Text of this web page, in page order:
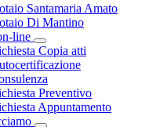
Santamaria Amato
Di Mantino
line
Visualizza menù di
Copia atti
Preventivo
Appuntamento